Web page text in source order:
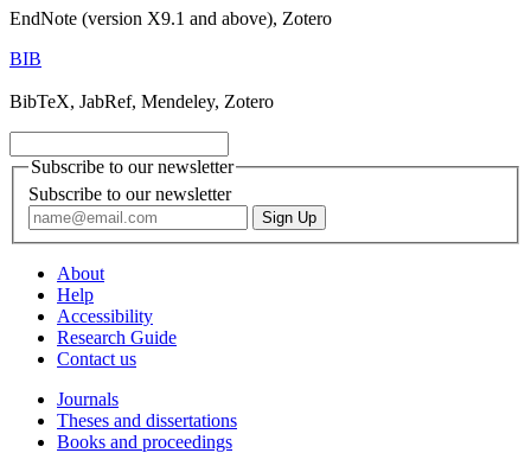
EndNote (version X9.1 and above), Zotero
BIB
BibTeX, JabRef, Mendeley, Zotero
Subscribe to our newsletter
Subscribe to our newsletter
About
Help
Accessibility
Research Guide
Contact us
Journals
Theses and dissertations
Books and proceedings